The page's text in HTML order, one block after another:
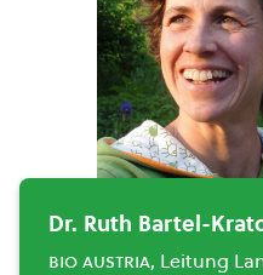
Dr. Ruth Bartel-
bio austria, Leitung